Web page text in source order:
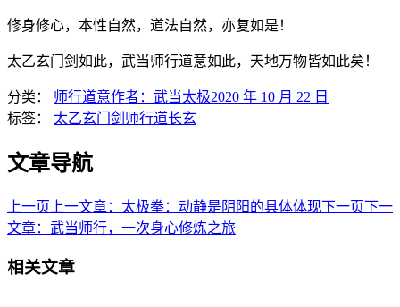
修身修心，本性自然，道法自然，亦复如是！
太乙玄门剑如此，武当师行道意如此，天地万物皆如此矣！
分类： 师行道意作者： 武当太极2020 年 10 月 22 日
标签： 太乙玄门剑 师行道长玄
文章导航
上一页 上一文章： 太极拳：动静是阴阳的具体体现下一页下一
文章： 武当师行，一次身心修炼之旅
相关文章